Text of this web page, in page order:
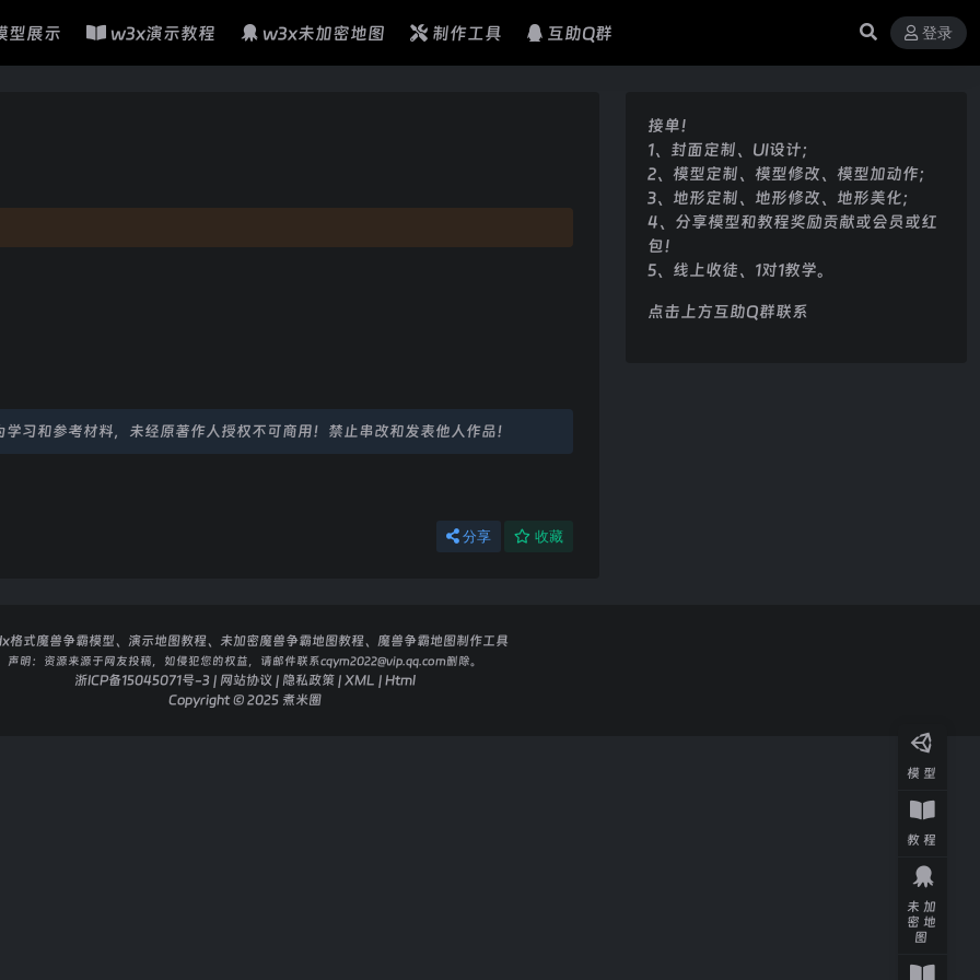
型展示 w3x演示教程 w3x未加密地图 制作工具 互助Q群 登录
习和参考材料，未经原著作人授权不可商用！禁止串改和发表他人作品！
分享 收藏
接单！
1、封面定制、UI设计；
2、模型定制、模型修改、模型加动作；
3、地形定制、地形修改、地形美化；
4、分享模型和教程奖励贡献或会员或红
包！
5、线上收徒、1对1教学。
点击上方互助Q群联系
格式魔兽争霸模型、演示地图教程、未加密魔兽争霸地图教程、魔兽争霸地图制作工具
声明： 资源来源于网友投稿，如侵犯您的权益，请邮件联系cqym2022@vip.qq.com删除。
浙ICP备15045071号-3 | 网站协议 | 隐私政策 | XML | Html
Copyright © 2025 煮米圈
模型
教程
未加
密地
图